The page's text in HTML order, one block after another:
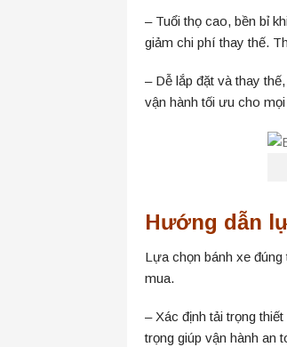
– Tuổi thọ cao, bền bỉ
giảm chi phí thay thế.
– Dễ lắp đặt và thay
vận hành tối ưu cho
Hướng dẫn
Lựa chọn bánh xe
mua.
– Xác định tải trọng
trọng giúp vận hành an